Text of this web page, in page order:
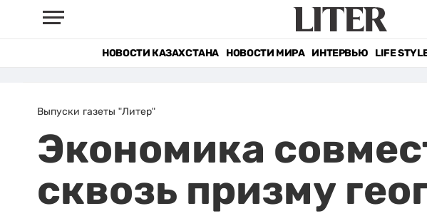
НОВОСТИ КАЗАХСТАНА НОВОСТИ МИРА ИНТЕРВЬЮ LIFE
Выпуски газеты "Литер"
Экономика
сквозь призму